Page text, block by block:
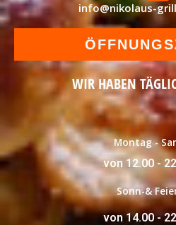
info@nikolaus-
WIR HABEN
Montag -
von 12.00 -
Sonn-&
von 14.00 -